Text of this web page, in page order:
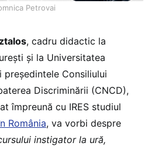
Petrovai
, cadru didactic la
și la Universitatea
președintele Consiliului
Discriminării (CNCD),
împreună cu IRES studiul
România, va vorbi despre
instigator la ură,